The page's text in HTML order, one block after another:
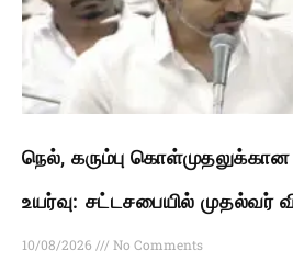
நெல், கரும்பு
உயர்வு: சட்டசபையில் முதல்வர்
10/08/2026
No Comments